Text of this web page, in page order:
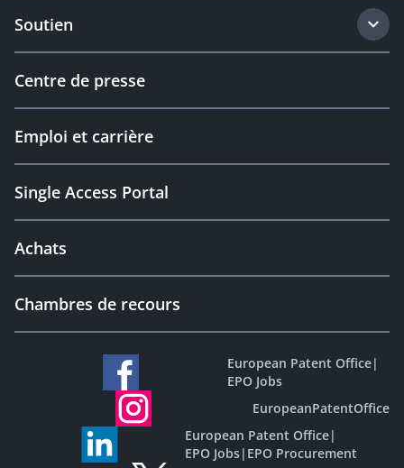
Soutien
Centre de presse
Emploi et carrière
Single Access Portal
Achats
Chambres de recours
European Patent Office|
EPO Jobs
EuropeanPatentOffice
European Patent Office|
EPO Jobs| EPO Procurement